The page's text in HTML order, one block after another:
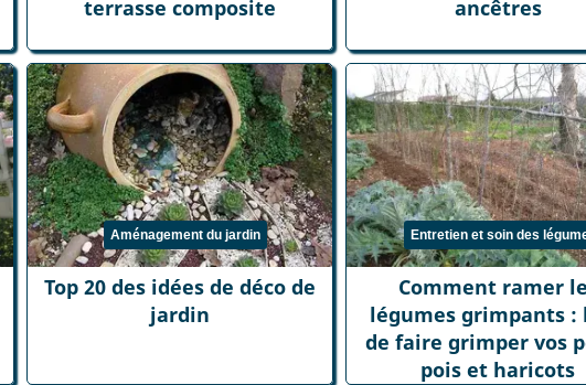
terrasse composite ancêtres
Aménagement du jardin
Top 20 des idées de déco de
jardin
Entretien et soin des
Comment ramer
légumes grimpants
de faire grimper vos
pois et haricots